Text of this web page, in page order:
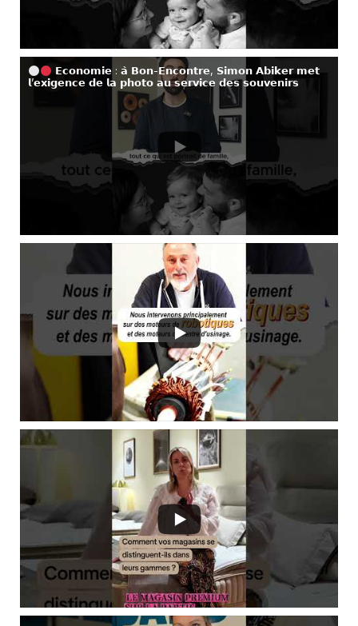
𝗘𝗰𝗼𝗻𝗼𝗺𝗶𝗲 : 𝗮̀ 𝗕𝗼𝗻-𝗘𝗻𝗰𝗼𝗻𝘁𝗿𝗲, 𝗦𝗶𝗺𝗼𝗻 𝗔𝗯𝗶𝗸𝗲𝗿 𝗺𝗲𝘁
𝗹’𝗲𝘅𝗶𝗴𝗲𝗻𝗰𝗲 𝗱𝗲 𝗹𝗮 𝗽𝗵𝗼𝘁𝗼 𝗮𝘂 𝘀𝗲𝗿𝘃𝗶𝗰𝗲 𝗱𝗲𝘀 𝘀𝗼𝘂𝘃𝗲𝗻𝗶𝗿𝘀